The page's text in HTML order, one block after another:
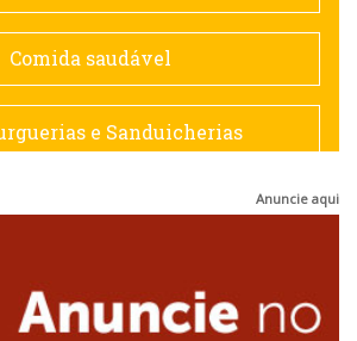
Espanhola
Francesa
Japonesa e Oriental
Comida saudável
e Sanduicherias
Anuncie aqui